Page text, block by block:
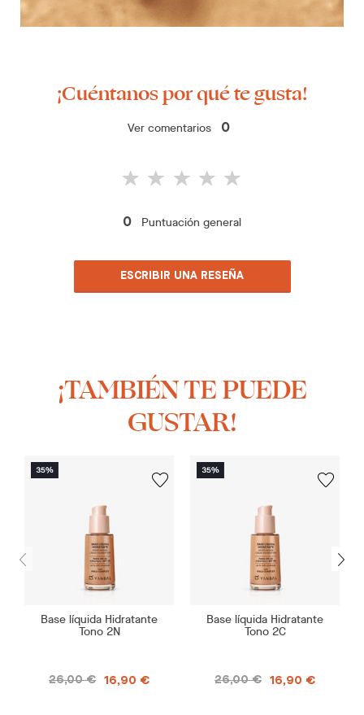
¡Cuéntanos por qué te gusta!
Ver comentarios 0
0 Puntuación general
ESCRIBIR UNA RESEÑA
¡TAMBIÉN TE PUEDE
GUSTAR!
Base líquida Hidratante
Tono 2N
26,00 € 16,90 €
Base líquida Hidratante
Tono 2C
26,00 € 16,90 €